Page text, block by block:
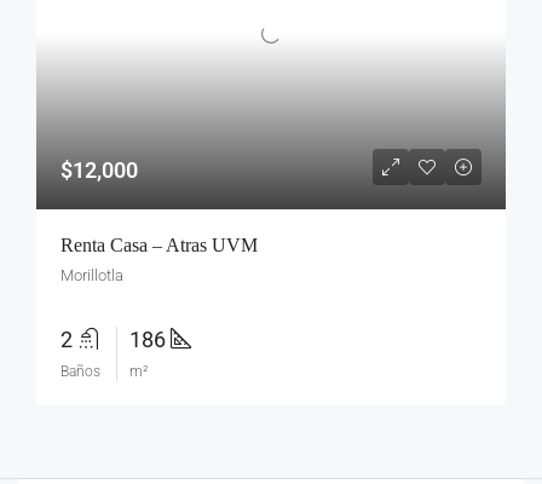
$12,000
Renta Casa – Atras UVM
Morillotla
2
Baños
186
m²